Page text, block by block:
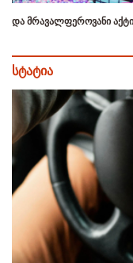
და მრავალფეროვანი
სტატია